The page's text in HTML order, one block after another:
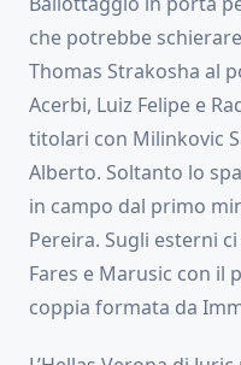
che potrebbe
Thomas Strakosha al
Acerbi, Luiz Felipe e
titolari con Milinkovic
Alberto. Soltanto lo
in campo dal primo
Pereira. Sugli esterni
Fares e Marusic con il
coppia formata da